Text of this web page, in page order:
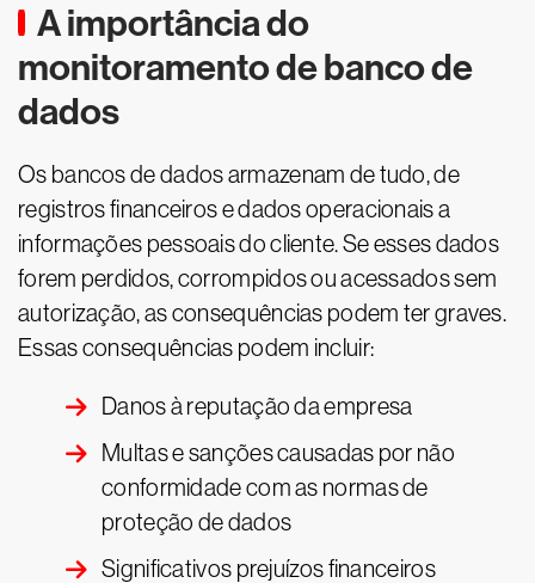
A importância do
monitoramento de banco de
dados
Os bancos de dados armazenam de tudo, de
registros financeiros e dados operacionais a
informações pessoais do cliente. Se esses dados
forem perdidos, corrompidos ou acessados sem
autorização, as consequências podem ter graves.
Essas consequências podem incluir:
Danos à reputação da empresa
Multas e sanções causadas por não
conformidade com as normas de
proteção de dados
Significativos prejuízos financeiros